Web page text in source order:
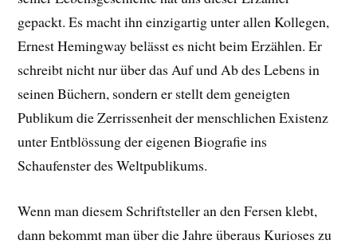
gepackt. Es macht ihn einzigartig unter allen Kollegen,
Ernest Hemingway belässt es nicht beim Erzählen. Er
schreibt nicht nur über das Auf und Ab des Lebens in
seinen Büchern, sondern er stellt dem geneigten
Publikum die Zerrissenheit der menschlichen Existenz
unter Entblössung der eigenen Biografie ins
Schaufenster des Weltpublikums.
Wenn man diesem Schriftsteller an den Fersen klebt,
dann bekommt man über die Jahre überaus Kurioses zu